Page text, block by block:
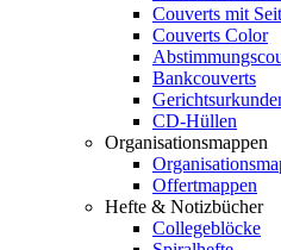
Couverts mit
Couverts Color
Bankcouverts
CD-Hüllen
Organisationsmappen
Offertmappen
Hefte & Notizbücher
Collegeblöcke